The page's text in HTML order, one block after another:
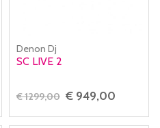
Denon Dj
SC LIVE 2
€ 1299,00 € 949,00